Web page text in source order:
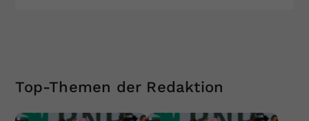
Top-Themen der Redaktion